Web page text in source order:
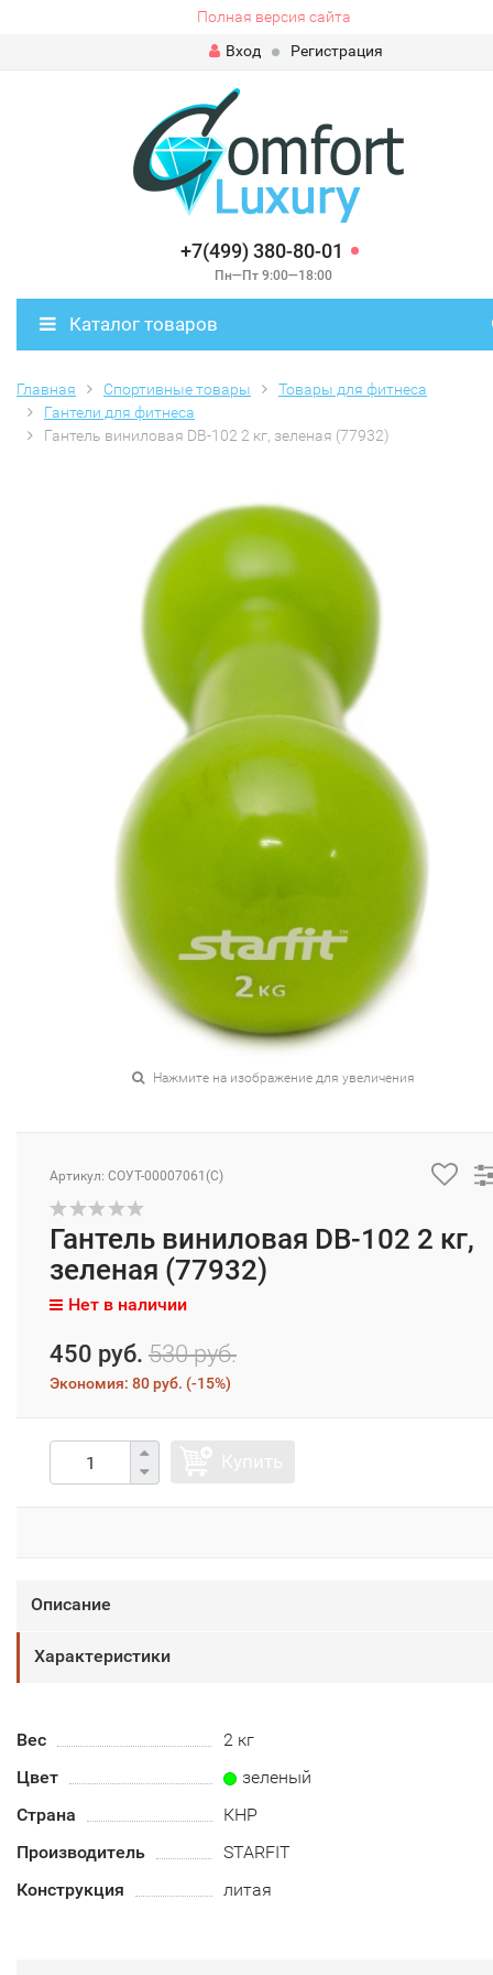
Полная версия сайта
Вход
Регистрация
+7(499) 380-80-01
Пн—Пт 9:00—18:00
Каталог товаров
Главная Спортивные товары
Товары для фитнеса
Гантели для фитнеса
Гантель виниловая DB-102 2 кг, зеленая (77932)
Нажмите на изображение для увеличения
Артикул: СОУТ-00007061(C)
Гантель виниловая DB-102 2 кг,
зеленая (77932)
Нет в наличии
450 руб. 530 руб.
Экономия: 80 руб. (-15%)
Описание
Характеристики
Вес
2 кг
Цвет
зеленый
Страна
КНР
Производитель
STARFIT
Конструкция
литая